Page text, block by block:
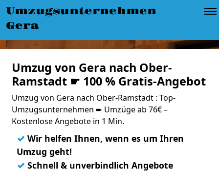
Umzugsunternehmen
Gera
Umzug von Gera nach Ober-
Ramstadt ☛ 100 % Gratis-Angebot
Umzug von Gera nach Ober-Ramstadt : Top-
Umzugsunternehmen ➨ Umzüge ab 76€ –
Kostenlose Angebote in 1 Min.
✓ Wir helfen Ihnen, wenn es um Ihren
Umzug geht!
✓ Schnell & unverbindlich Angebote